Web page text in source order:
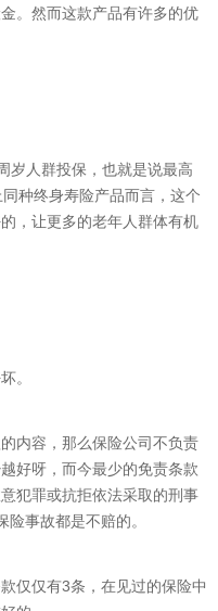
。然而这款产品有许多的优
岁人群投保，也就是说最高
种终身寿险产品而言，这个
，让更多的老年人群体有机
。
内容，那么保险公司不负责
好呀，而今最少的免责条款
犯罪或抗拒依法采取的刑事
事故都是不赔的。
仅仅有3条，在见过的保险中